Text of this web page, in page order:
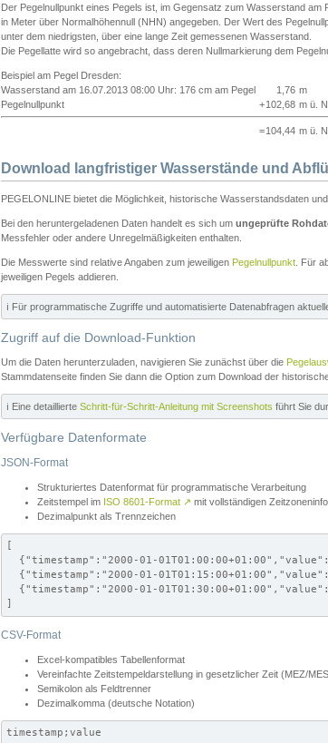
Der Pegelnullpunkt eines Pegels ist, im Gegensatz zum Wasserstand
in Meter über Normalhöhennull (NHN) angegeben. Der Wert des
unter dem niedrigsten, über eine lange Zeit gemessenen Wasserstand.
Die Pegellatte wird so angebracht, dass deren Nullmarkierung dem
Beispiel am Pegel Dresden:
Wasserstand am 16.07.2013 08:00 Uhr: 176 cm am Pegel
1,76 m
Pegelnullpunkt
+102,68 m ü.
=104,44 m ü.
Download langfristiger Wasserstände und
PEGELONLINE bietet die Möglichkeit, historische Wasserstandsdaten
Bei den heruntergeladenen Daten handelt es sich um ungeprüfte
Messfehler oder andere Unregelmäßigkeiten enthalten.
Die Messwerte sind relative Angaben zum jeweiligen Pegelnullpunkt . Für
jeweiligen Pegels addieren.
ℹ️ Für programmatische Zugriffe und automatisierte Datenabfragen
Zugriff auf die Download-Funktion
Um die Daten herunterzuladen, navigieren Sie zunächst über die
Stammdatenseite finden Sie dann die Option zum Download der
ℹ️ Eine detaillierte Schritt-für-Schritt-Anleitung mit Screenshots führt Sie
Verfügbare Datenformate
JSON-Format
Strukturiertes Datenformat für programmatische Verarbeitung
Zeitstempel im ISO 8601-Format ↗ mit vollständigen
Dezimalpunkt als Trennzeichen
[
{"timestamp":"2000-01-
{"timestamp":"2000-01-
{"timestamp":"2000-01-
]
CSV-Format
Excel-kompatibles Tabellenformat
Vereinfachte Zeitstempeldarstellung in gesetzlicher Zeit (MEZ/
Semikolon als Feldtrenner
Dezimalkomma (deutsche Notation)
timestamp;value